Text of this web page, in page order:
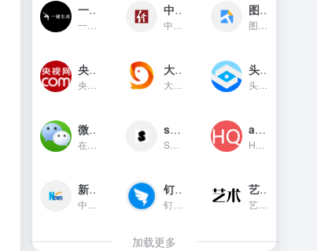
一键生成 中国经济网 图贴士
央视网新闻频道(cctv.com) 大鱼号官网 头条指数
微信对话生成器 soogif动图
SOOGIF提供搞笑、表情、美女...
app图标生成
新华网 钉钉官网
钉钉（DingTalk）是中国领先...
艺术字体在线生成器
加载更多